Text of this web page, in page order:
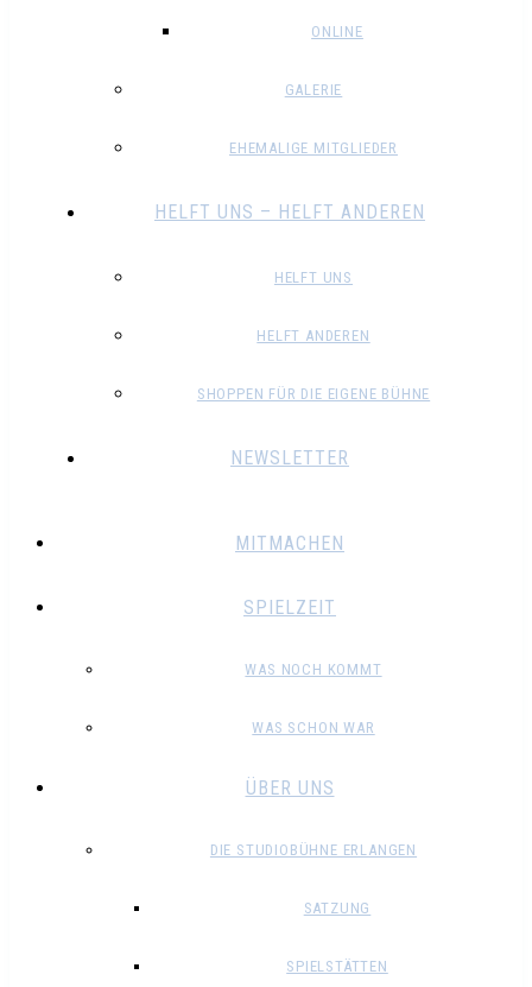
ONLINE
GALERIE
EHEMALIGE MITGLIEDER
HELFT UNS – HELFT ANDEREN
HELFT UNS
HELFT ANDEREN
SHOPPEN FÜR DIE EIGENE BÜHNE
NEWSLETTER
MITMACHEN
SPIELZEIT
WAS NOCH KOMMT
WAS SCHON WAR
ÜBER UNS
DIE STUDIOBÜHNE ERLANGEN
SATZUNG
SPIELSTÄTTEN